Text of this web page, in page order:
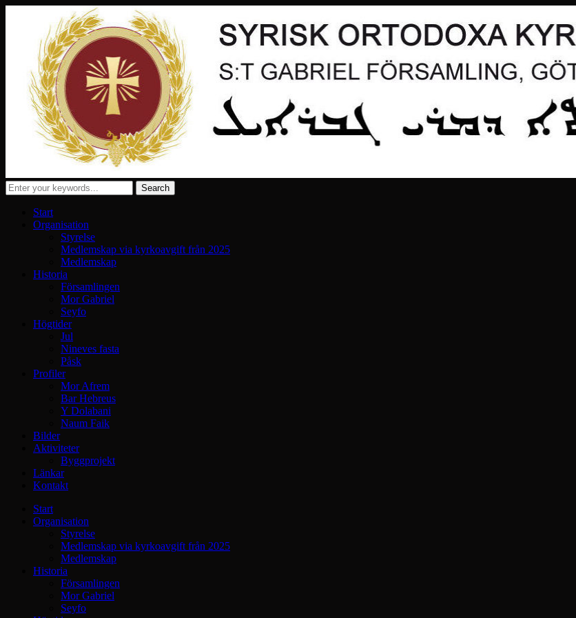
Start
Organisation
Styrelse
Medlemskap via kyrkoavgift från 2025
Medlemskap
Historia
Församlingen
Mor Gabriel
Seyfo
Högtider
Jul
Nineves fasta
Påsk
Profiler
Mor Afrem
Bar Hebreus
Y Dolabani
Naum Faik
Bilder
Aktiviteter
Byggprojekt
Länkar
Kontakt
Start
Organisation
Styrelse
Medlemskap via kyrkoavgift från 2025
Medlemskap
Historia
Församlingen
Mor Gabriel
Seyfo